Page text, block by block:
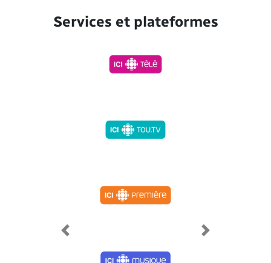
Services et plateformes
Previous Next